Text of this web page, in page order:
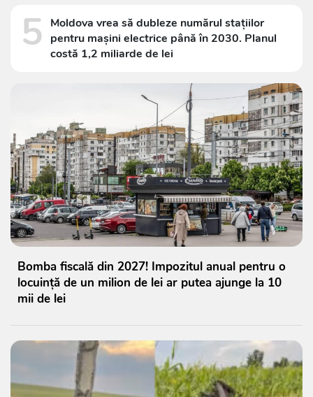
5 Moldova vrea să dubleze numărul stațiilor
pentru mașini electrice până în 2030. Planul
costă 1,2 miliarde de lei
Bomba fiscală din 2027! Impozitul anual pentru o
locuință de un milion de lei ar putea ajunge la 10
mii de lei